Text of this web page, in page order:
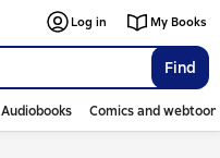
Find
Log in My Books
Audiobooks Comics and